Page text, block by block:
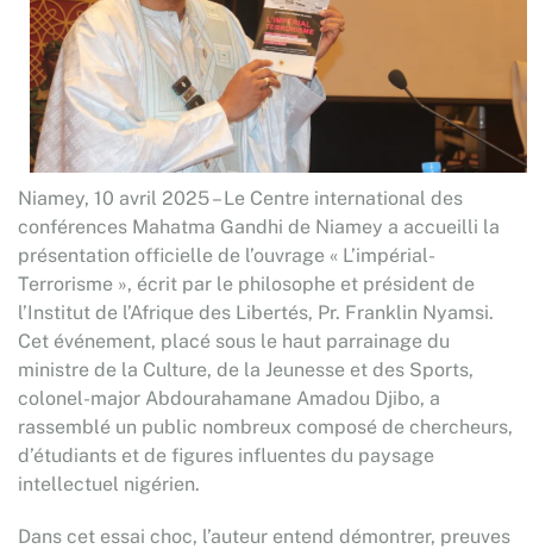
Niamey, 10 avril 2025 – Le Centre international des
conférences Mahatma Gandhi de Niamey a accueilli la
présentation officielle de l’ouvrage « L’impérial-
Terrorisme », écrit par le philosophe et président de
l’Institut de l’Afrique des Libertés, Pr. Franklin Nyamsi.
Cet événement, placé sous le haut parrainage du
ministre de la Culture, de la Jeunesse et des Sports,
colonel-major Abdourahamane Amadou Djibo, a
rassemblé un public nombreux composé de chercheurs,
d’étudiants et de figures influentes du paysage
intellectuel nigérien.
Dans cet essai choc, l’auteur entend démontrer, preuves